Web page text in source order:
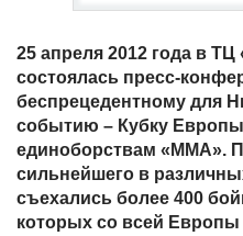
25 апреля 2012 года в
состоялась пресс-
беспрецедентному для
событию – Кубку
единоборствам «ММА».
сильнейшего в
съехались более 400
которых со всей